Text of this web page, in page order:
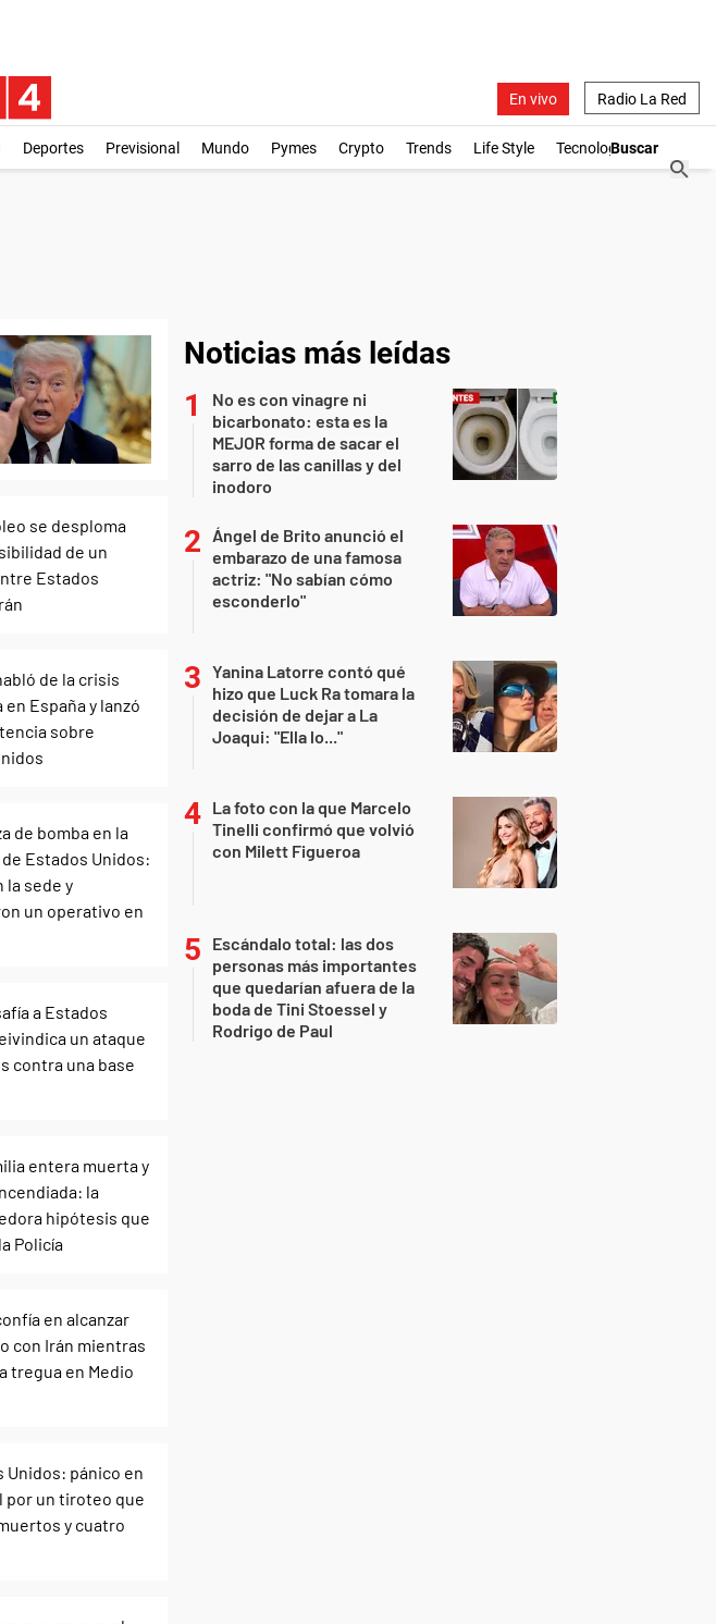
En vivo Radio La Red
Deportes Previsional Mundo Pymes Crypto Trends Life Style Tecnología
Noticias más leídas
No es con vinagre ni
bicarbonato: esta es la
MEJOR forma de sacar el
sarro de las canillas y del
inodoro
Ángel de Brito anunció el
embarazo de una famosa
actriz: "No sabían cómo
esconderlo"
Yanina Latorre contó qué
hizo que Luck Ra tomara la
decisión de dejar a La
Joaqui: "Ella lo..."
La foto con la que Marcelo
Tinelli confirmó que volvió
con Milett Figueroa
Escándalo total: las dos
personas más importantes
que quedarían afuera de la
boda de Tini Stoessel y
Rodrigo de Paul